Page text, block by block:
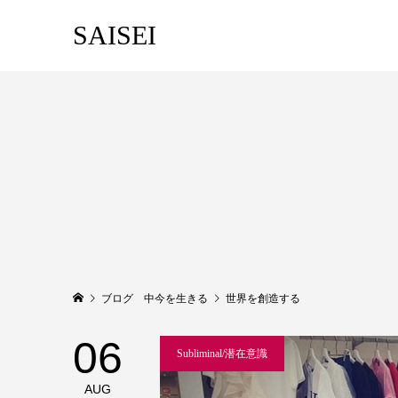
SAISEI
ブログ 中今を生きる 世界を創造する
06
AUG
Subliminal/潜在意識